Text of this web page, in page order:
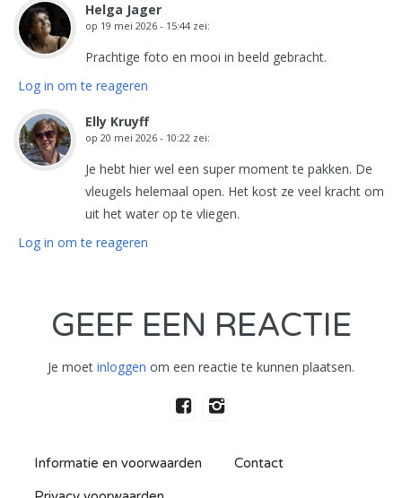
Helga Jager
op 19 mei 2026 - 15:44 zei:
Prachtige foto en mooi in beeld gebracht.
Log in om te reageren
Elly Kruyff
op 20 mei 2026 - 10:22 zei:
Je hebt hier wel een super moment te pakken. De
vleugels helemaal open. Het kost ze veel kracht om
uit het water op te vliegen.
Log in om te reageren
GEEF EEN REACTIE
Je moet inloggen om een reactie te kunnen plaatsen.
Informatie en voorwaarden Contact